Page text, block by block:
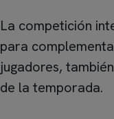
La competición
para
jugadores,
de la temporada.